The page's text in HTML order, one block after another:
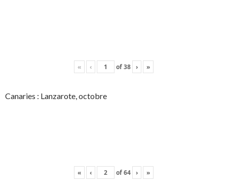
« ‹ of38 › »
Canaries : Lanzarote, octobre
« ‹ of64 › »